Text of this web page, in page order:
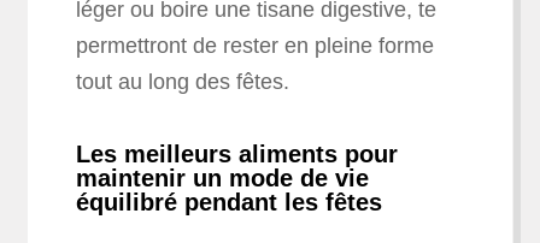
léger ou boire une tisane digestive, te
permettront de rester en pleine forme
tout au long des fêtes.
Les meilleurs aliments pour
maintenir un mode de vie
équilibré pendant les fêtes